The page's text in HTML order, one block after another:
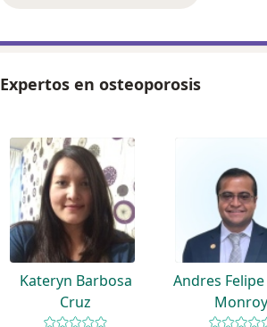
Expertos en osteoporosis
Kateryn Barbosa
Cruz
Andres
Monroy